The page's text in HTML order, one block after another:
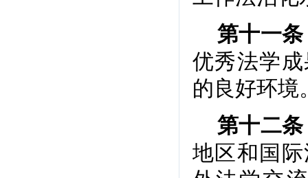
第十一条
优秀法学
的良好环境
第十二条
地区和国